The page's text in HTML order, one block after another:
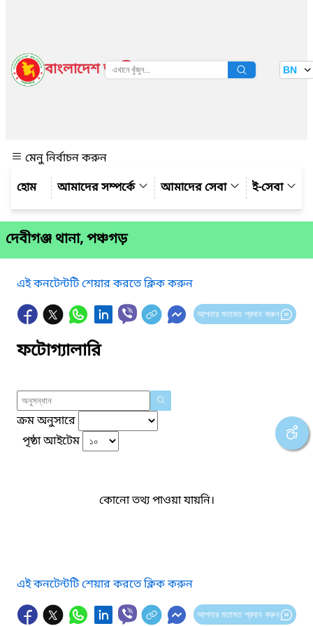
বাংলাদেশ জাতীয় তথ্য বাতায়ন BN
মেনু নির্বাচন করুন
আমাদের সম্পর্কে
আমাদের সেবা ই-সেবা
দেবীগঞ্জ থানা, পঞ্চগড়
এই কনটেন্টটি শেয়ার করতে ক্লিক করুন
আপনার মতামত প্রদান করুন
ফটোগ্যালারি
ক্রম অনুসারে
পৃষ্ঠা আইটেম
কোনো তথ্য পাওয়া যায়নি।
এই কনটেন্টটি শেয়ার করতে ক্লিক করুন
আপনার মতামত প্রদান করুন